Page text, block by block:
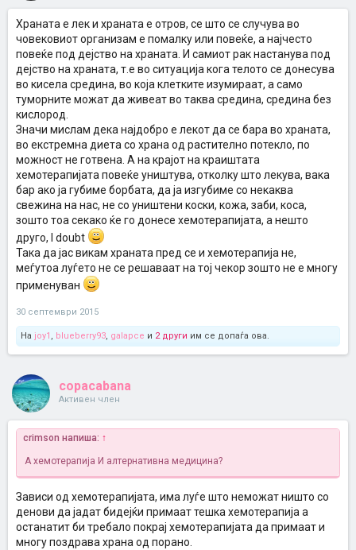
Храната е лек и храната е отров, се што се случува во
човековиот организам е помалку или повеќе, а најчесто
повеќе под дејство на храната. И самиот рак настанува под
дејство на храната, т.е во ситуација кога телото се донесува
во кисела средина, во која клетките изумираат, а само
туморните можат да живеат во таква средина, средина без
кислород.
Значи мислам дека најдобро е лекот да се бара во храната,
во екстремна диета со храна од растително потекло, по
можност не готвена. А на крајот на краиштата
хемотерапијата повеќе уништува, отколку што лекува, вака
бар ако ја губиме борбата, да ја изгубиме со некаква
свежина на нас, не со уништени коски, кожа, заби, коса,
зошто тоа секако ќе го донесе хемотерапијата, а нешто
друго, I doubt
Така да јас викам храната пред се и хемотерапија не,
меѓутоа луѓето не се решаваат на тој чекор зошто не е многу
применуван
30 септември 2015
На joy1 , blueberry93, galapce и 2 други им се допаѓа ова.
copacabana
Активен член
crimson напиша: ↑
А хемотерапија И алтернативна медицина?
Зависи од хемотерапијата, има луѓе што неможат ништо со
денови да јадат бидејќи примаат тешка хемотерапија а
останатит би требало покрај хемотерапијата да примаат и
многу поздрава храна од порано.